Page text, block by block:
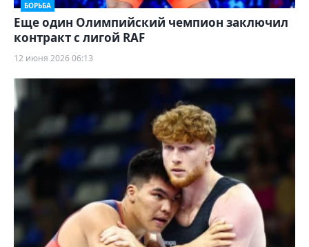
БОРЬБА
Еще один Олимпийский чемпион заключил
контракт с лигой RAF
12 июня 2026 06:13